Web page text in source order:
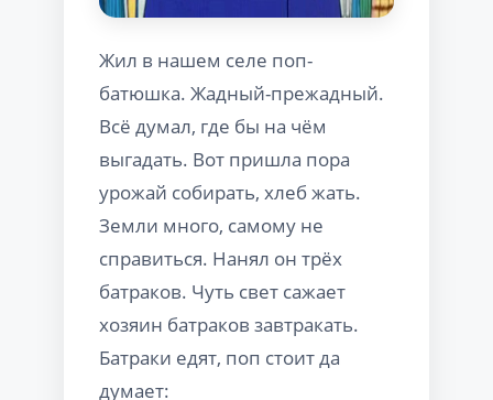
Жил в нашем селе поп-
батюшка. Жадный-прежадный.
Всё думал, где бы на чём
выгадать. Вот пришла пора
урожай собирать, хлеб жать.
Земли много, самому не
справиться. Нанял он трёх
батраков. Чуть свет сажает
хозяин батраков завтракать.
Батраки едят, поп стоит да
думает: